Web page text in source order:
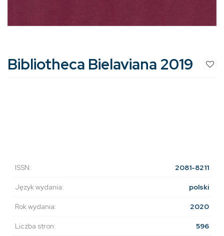
Bibliotheca Bielaviana 2019
ISSN: 2081-8211
Język wydania: polski
Rok wydania: 2020
Liczba stron: 596